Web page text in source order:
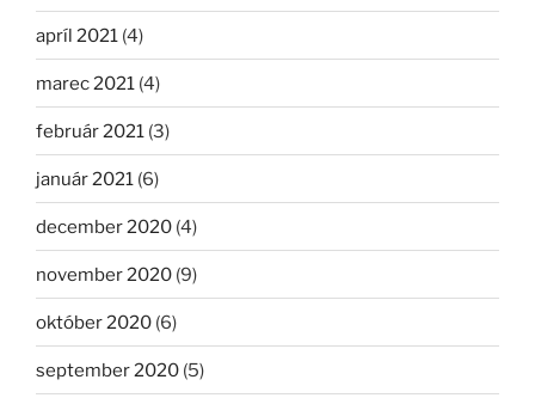
apríl 2021 (4)
marec 2021 (4)
február 2021 (3)
január 2021 (6)
december 2020 (4)
november 2020 (9)
október 2020 (6)
september 2020 (5)